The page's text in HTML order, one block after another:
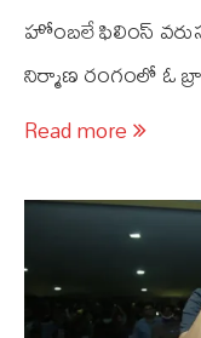
హోంబలే ఫిలింస్
నిర్మాణ రంగంలో ఓ
Read more